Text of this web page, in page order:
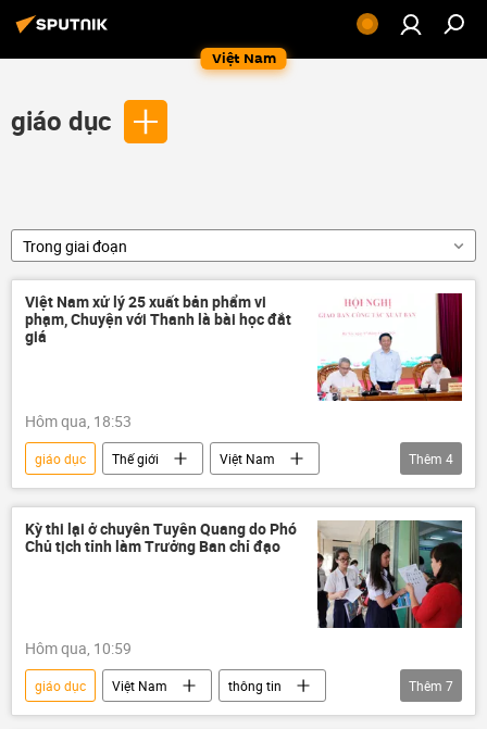
Việt Nam
giáo dục
Trong giai đoạn
Việt Nam xử lý 25 xuất bản phẩm vi
phạm, Chuyện với Thanh là bài học đắt
giá
Hôm qua, 18:53
giáo dục Thế giới
Việt Nam
Kinh tế
hội nghị
Chính trị
Chính sách
Thêm 4
Kỳ thi lại ở chuyên Tuyên Quang do Phó
Chủ tịch tỉnh làm Trưởng Ban chỉ đạo
Hôm qua, 10:59
giáo dục Việt Nam
thông tin
Bộ Giáo dục và Đào Tạo
học sinh
Thêm 7